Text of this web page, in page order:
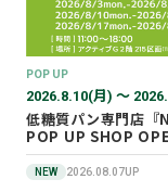
POP UP
2026.8.10(月) 〜
低糖質パン専門店『
POP UP SHOP
NEW 2026.08.07UP